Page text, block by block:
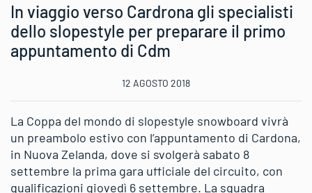
In viaggio verso Cardrona gli specialisti
dello slopestyle per preparare il primo
appuntamento di Cdm
12 AGOSTO 2018
La Coppa del mondo di slopestyle snowboard vivrà
un preambolo estivo con l’appuntamento di Cardona,
in Nuova Zelanda, dove si svolgerà sabato 8
settembre la prima gara ufficiale del circuito, con
qualificazioni giovedì 6 settembre. La squadra